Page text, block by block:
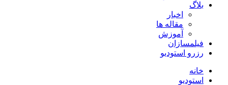
بلاگ
اخبار
مقاله ها
آموزش
فیلمسازان
رزرو استودیو
خانه
استودیو